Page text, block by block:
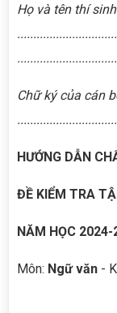
Họ và tên thí
Chữ ký của cán
HƯỚNG DẪN
ĐỀ KIỂM TRA
NĂM HỌC 2024-
Môn: Ngữ văn -